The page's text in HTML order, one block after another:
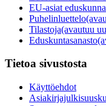
EU-asiat
Puhelinluettelo
Tilastoja(avautuu
Eduskuntasanasto
Tietoa sivustosta
Käyttöehdot